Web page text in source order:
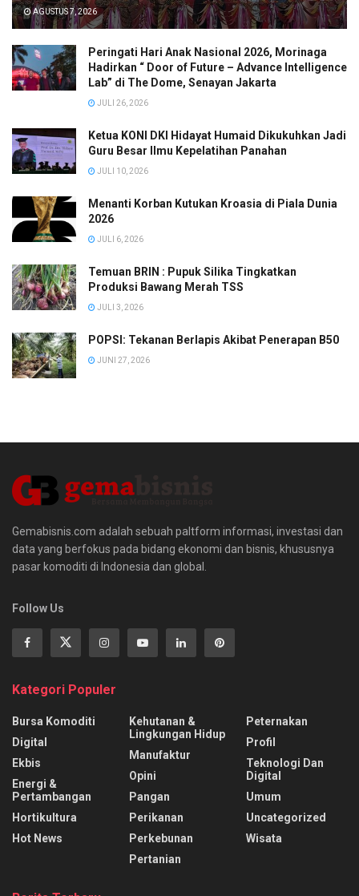
AGUSTUS 7, 2026
Peringati Hari Anak Nasional 2026, Morinaga
Hadirkan “ Door of Future – Advance Intelligence
Lab” di The Dome, Senayan Jakarta
JULI 26, 2026
Ketua KONI DKI Hidayat Humaid Dikukuhkan Jadi
Guru Besar Ilmu Kepelatihan Panahan
JULI 10, 2026
Menanti Korban Kutukan Kroasia di Piala Dunia
2026
JULI 6, 2026
Temuan BRIN : Pupuk Silika Tingkatkan
Produksi Bawang Merah TSS
JULI 3, 2026
POPSI: Tekanan Berlapis Akibat Penerapan B50
JUNI 27, 2026
Gemabisnis.com adalah sebuah paltform informasi, investasi dan
data yang berfokus pada bidang ekonomi dan bisnis, khususnya
pasar komoditi di Indonesia dan global.
Follow Us
Kategori Populer
Bursa Komoditi
Digital
Ekbis
Energi &
Pertambangan
Hortikultura
Hot News
Kehutanan &
Lingkungan Hidup
Manufaktur
Opini
Pangan
Perikanan
Perkebunan
Pertanian
Peternakan
Profil
Teknologi Dan
Digital
Umum
Uncategorized
Wisata